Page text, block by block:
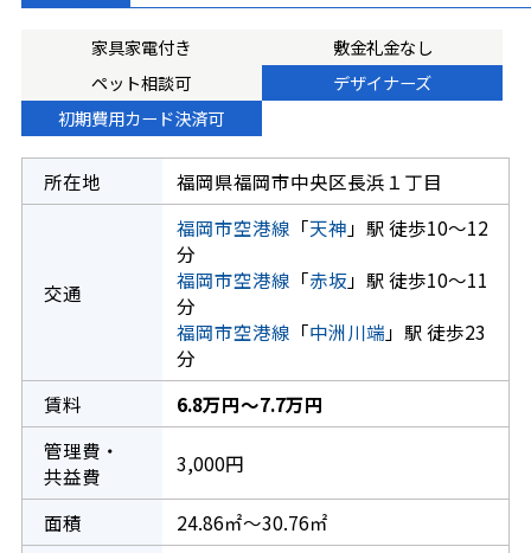
家具家電付き
敷金礼金なし
ペット相談可
デザイナーズ
初期費用カード決済可
所在地 福岡県福岡市中央区長浜１丁目
交通
福岡市空港線 「天神 」駅 徒歩10～12
分
福岡市空港線 「赤坂」駅 徒歩10～11
分
福岡市空港線 「中洲川端 」駅 徒歩23
分
賃料
6.8万円～7.7万円
管理費・
共益費
3,000円
面積
24.86㎡～30.76㎡